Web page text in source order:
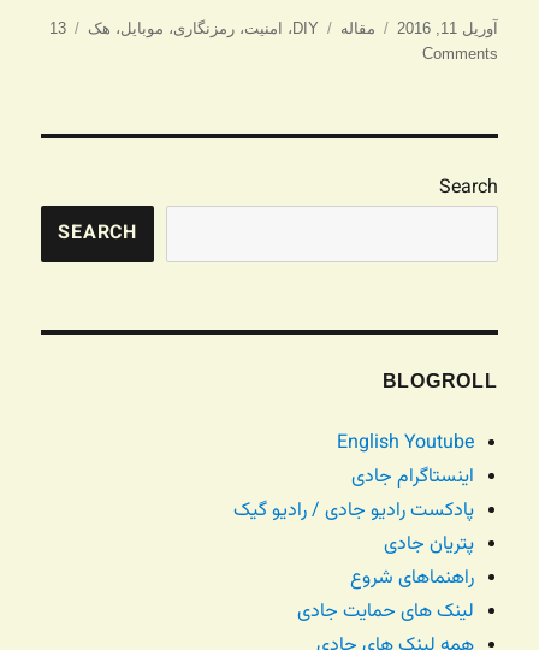
ارسال
شده
آوریل 11, 2016 دسته‌ها
مقاله برچسب‌ها
DIY ، امنیت،رمزنگاری، موبایل، هک
13
Comments
Search
SEARCH
BLOGROLL
English Youtube
اینستاگرام جادی
پادکست رادیو جادی / رادیو گیک
پتریان جادی
راهنماهای شروع
لینک های حمایت جادی